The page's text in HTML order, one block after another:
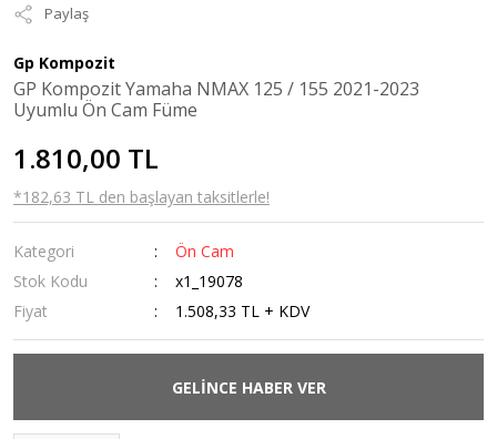
Paylaş
Gp Kompozit
GP Kompozit Yamaha NMAX 125 / 155 2021-2023
Uyumlu Ön Cam Füme
1.810,00 TL
*182,63 TL den başlayan taksitlerle!
Kategori
Ön Cam
Stok Kodu
x1_19078
Fiyat
1.508,33 TL + KDV
GELİNCE HABER VER